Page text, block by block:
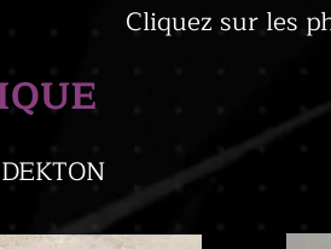
Cliquez sur les